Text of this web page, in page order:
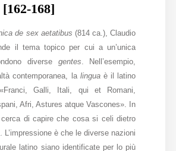
168]
de sex aetatibus (814 ca.), Claudio
il tema topico per cui a un’unica
diverse gentes. Nell’esempio,
contemporanea, la linguaè il latino
Galli, Itali, qui et Romani,
Afri, Astures atque Vascones». In
di capire che cosa si celi dietro
L’impressione è che le diverse nazioni
latino siano identificate per lo più